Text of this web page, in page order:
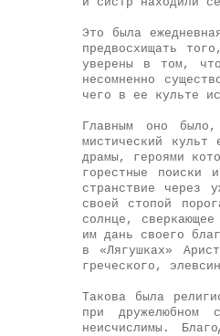
Это была
предвосхищать
уверены в том,
несомненно
чего в ее культе
Главным оно
мистический культ
драмы, героями
горестные поиски
странствие через
своей стопой
солнце,
им дань своего
в «Лягушках»
греческого,
Такова была
при дружелюбном
неисчислимы.